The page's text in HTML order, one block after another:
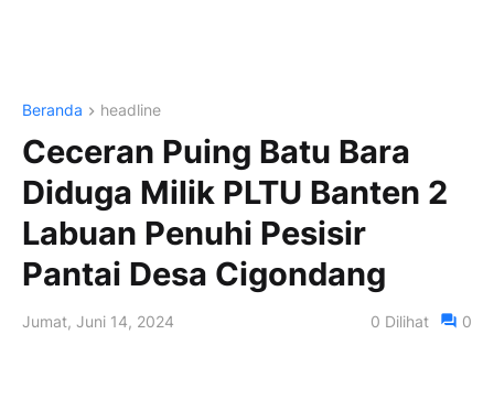
Beranda headline
Ceceran Puing Batu Bara
Diduga Milik PLTU Banten 2
Labuan Penuhi Pesisir
Pantai Desa Cigondang
Jumat, Juni 14, 2024 0 Dilihat 0